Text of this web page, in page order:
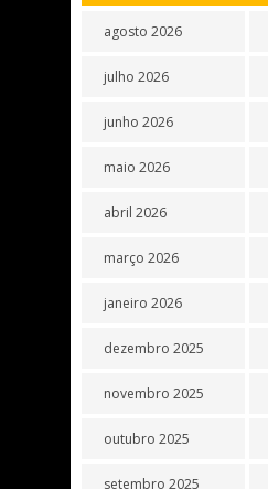
agosto 2026
julho 2026
junho 2026
maio 2026
abril 2026
março 2026
janeiro 2026
dezembro 2025
novembro 2025
outubro 2025
setembro 2025